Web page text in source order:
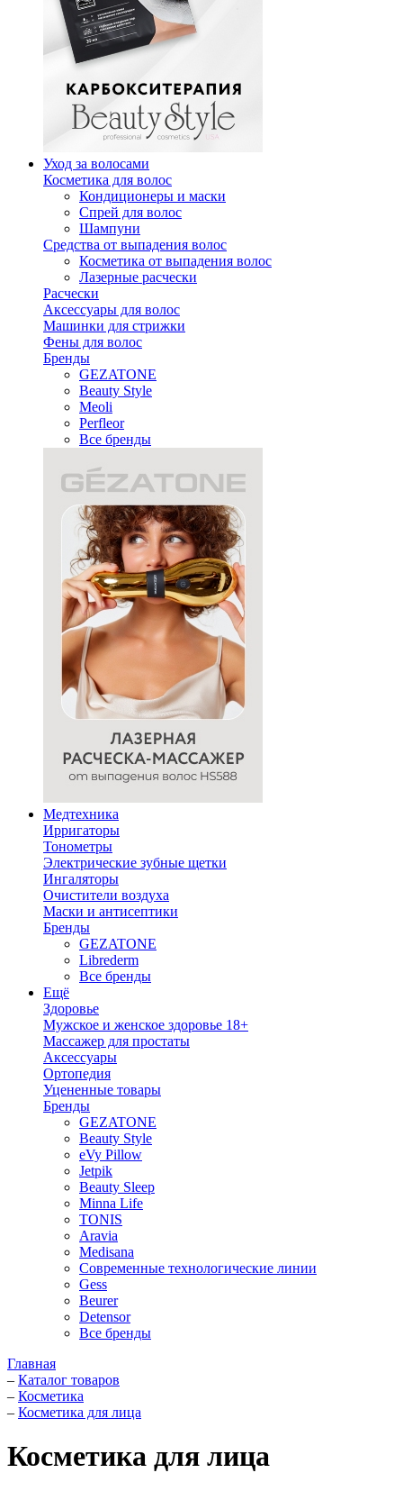
Уход за волосами
Косметика для волос
Кондиционеры и маски
Спрей для волос
Шампуни
Средства от выпадения волос
Косметика от выпадения волос
Лазерные расчески
Расчески
Аксессуары для волос
Машинки для стрижки
Фены для волос
Бренды
GEZATONE
Beauty Style
Meoli
Perfleor
Все бренды
Медтехника
Ирригаторы
Тонометры
Электрические зубные щетки
Ингаляторы
Очистители воздуха
Маски и антисептики
Бренды
GEZATONE
Librederm
Все бренды
Ещё
Здоровье
Мужское и женское здоровье 18+
Массажер для простаты
Аксессуары
Ортопедия
Уцененные товары
Бренды
GEZATONE
Beauty Style
eVy Pillow
Jetpik
Beauty Sleep
Minna Life
TONIS
Aravia
Medisana
Современные технологические линии
Gess
Beurer
Detensor
Все бренды
Главная
– Каталог товаров
– Косметика
– Косметика для лица
Косметика для лица